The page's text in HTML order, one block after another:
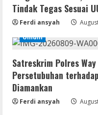
Tindak Tegas Sesuai
Ferdi ansyah
Umum
Satreskrim Polres
Persetubuhan
Diamankan
Ferdi ansyah
4
5